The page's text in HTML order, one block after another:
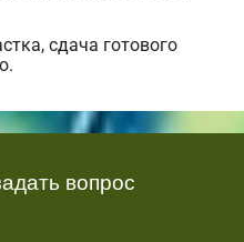
сдача готового
вопрос